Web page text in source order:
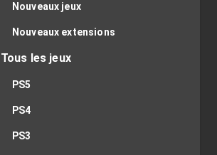
Nouveaux jeux
Nouveaux extensions
Tous les jeux
PS5
PS4
PS3